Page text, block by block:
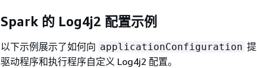
Spark 的 Log4j2 配置示例
以下示例展示了如何向 applicationConfiguration
驱动程序和执行程序自定义 Log4j2 配置。